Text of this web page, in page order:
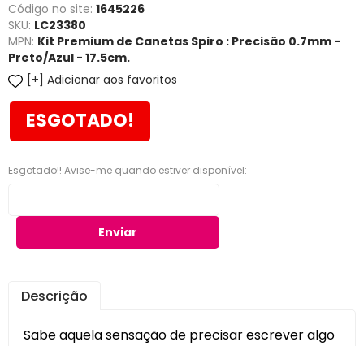
Código no site: 1645226
SKU: LC23380
MPN: Kit Premium de Canetas Spiro : Precisão 0.7mm -
Preto/Azul - 17.5cm.
Adicionar aos favoritos
ESGOTADO!
Esgotado!! Avise-me quando estiver disponível:
Enviar
Descrição
Sabe aquela sensação de precisar escrever algo